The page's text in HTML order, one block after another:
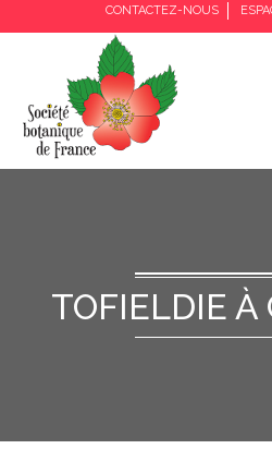
CONTACTEZ-NOUS
TOFIELDIE À